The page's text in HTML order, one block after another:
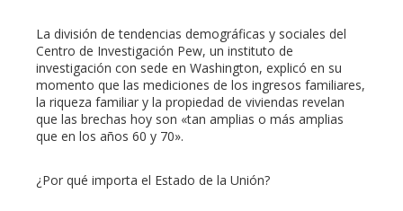
La división de tendencias demográficas y sociales del
Centro de Investigación Pew, un instituto de
investigación con sede en Washington, explicó en su
momento que las mediciones de los ingresos familiares,
la riqueza familiar y la propiedad de viviendas revelan
que las brechas hoy son «tan amplias o más amplias
que en los años 60 y 70».
¿Por qué importa el Estado de la Unión?